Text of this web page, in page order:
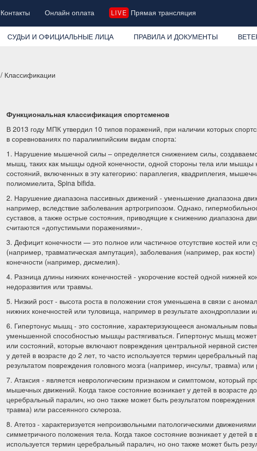
Контакты Онлайн оплата LIVE Прямая трансляция
СУДЬИ И ОФИЦИАЛЬНЫЕ ЛИЦА ПРАВИЛА И ДОКУМЕНТЫ
/ Классификации
Функциональная классификация спортсменов
В 2013 году МПК утвердил 10 типов поражений, при наличии которых
в соревнованиях по паралимпийским видам спорта:
1. Нарушение мышечной силы – определяется снижением силы,
мышц, таких как мышцы одной конечности, одной стороны тела или
состояний, включенных в эту категорию: параплегия, квадриплегия,
полиомиелита, Spina bifida.
2. Нарушение диапазона пассивных движений - уменьшение диапазона
например, вследствие заболевания артрогрипозом. Однако,
суставов, а также острые состояния, приводящие к снижению диапазона
считаются «допустимыми поражениями».
3. Дефицит конечности — это полное или частичное отсутствие костей или
(например, травматическая ампутация), заболевания (например, рак
конечности (например, дисмелия).
4. Разница длины нижних конечностей - укорочение костей одной нижней
недоразвития или травмы.
5. Низкий рост - высота роста в положении стоя уменьшена в связи с
нижних конечностей или туловища, например в результате ахондроплазии
6. Гипертонус мышц - это состояние, характеризующееся аномальным
уменьшенной способностью мышцы растягиваться. Гипертонус мышц
или состояний, которые включают повреждения центральной нервной
у детей в возрасте до 2 лет, то часто используется термин церебральный
результатом повреждения головного мозга (например, инсульт, травма) или
7. Атаксия - является неврологическим признаком и симптомом, который
мышечных движений. Когда такое состояние возникает у детей в возрасте
церебральный паралич, но оно также может быть результатом повреждения
травма) или рассеянного склероза.
8. Атетоз - характеризуется непроизвольными патологическими
симметричного положения тела. Когда такое состояние возникает у детей в
используется термин церебральный паралич, но оно также может быть